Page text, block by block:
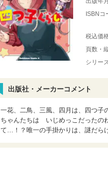
ISBNコ
税込価
頁数・
シリー
出版社・メーカーコメント
一花、二鳥、三風、四月は、四つ
ちゃんたちは いじめっこだったの
て…！？唯一の手掛かりは、謎だら